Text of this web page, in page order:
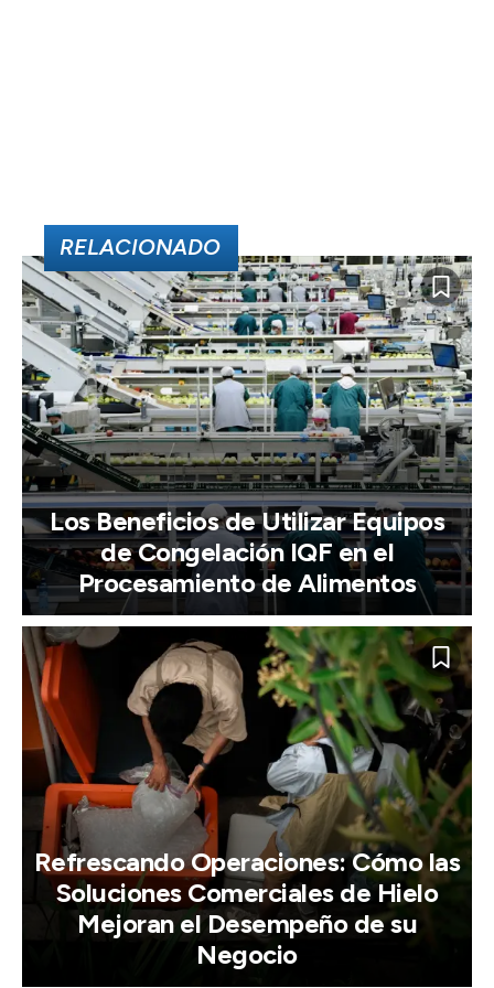
RELACIONADO
Los Beneficios de Utilizar Equipos
de Congelación IQF en el
Procesamiento de Alimentos
Refrescando Operaciones: Cómo las
Soluciones Comerciales de Hielo
Mejoran el Desempeño de su
Negocio